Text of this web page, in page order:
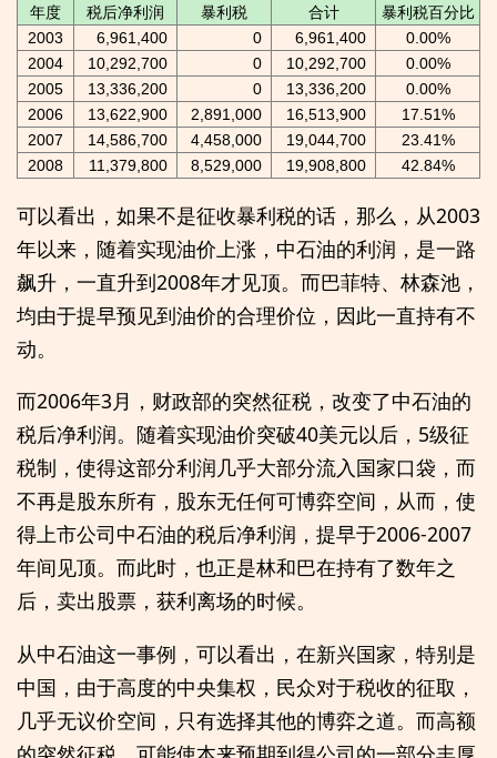
年度
税后净利润 暴利税 合计 暴利税百分比
2003 6,961,400 0 6,961,400
0.00%
2004
10,292,700 0 10,292,700
0.00%
2005
13,336,200 0 13,336,200
0.00%
2006
13,622,900 2,891,000 16,513,900
17.51%
2007
14,586,700 4,458,000 19,044,700
23.41%
2008
11,379,800 8,529,000 19,908,800 42.84%
可以看出，如果不是征收暴利税的话，那么，从2003
年以来，随着实现油价上涨，中石油的利润，是一路
飙升，一直升到2008年才见顶。而巴菲特、林森池，
均由于提早预见到油价的合理价位，因此一直持有不
动。
而2006年3月，财政部的突然征税，改变了中石油的
税后净利润。随着实现油价突破40美元以后，5级征
税制，使得这部分利润几乎大部分流入国家口袋，而
不再是股东所有，股东无任何可博弈空间，从而，使
得上市公司中石油的税后净利润，提早于2006-2007
年间见顶。而此时，也正是林和巴在持有了数年之
后，卖出股票，获利离场的时候。
从中石油这一事例，可以看出，在新兴国家，特别是
中国，由于高度的中央集权，民众对于税收的征取，
几乎无议价空间，只有选择其他的博弈之道。而高额